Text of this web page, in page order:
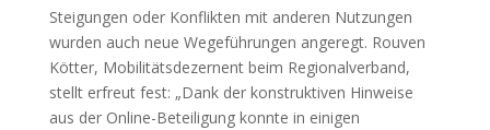
Steigungen oder Konflikten mit anderen Nutzungen
wurden auch neue Wegeführungen angeregt. Rouven
Kötter, Mobilitätsdezernent beim Regionalverband,
stellt erfreut fest: „Dank der konstruktiven Hinweise
aus der Online-Beteiligung konnte in einigen